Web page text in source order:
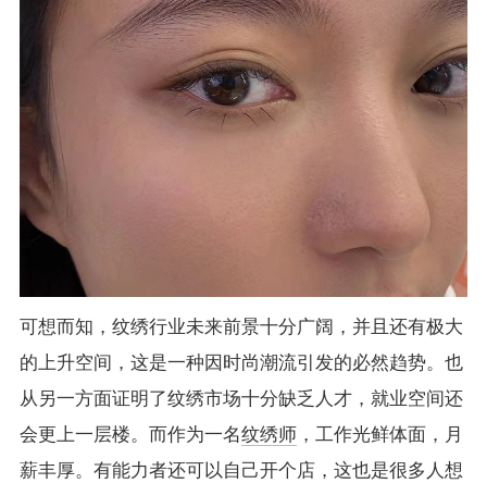
可想而知，纹绣行业未来前景十分广阔，并且还有极大
的上升空间，这是一种因时尚潮流引发的必然趋势。也
从另一方面证明了纹绣市场十分缺乏人才，就业空间还
会更上一层楼。而作为一名纹绣师 ，工作光鲜体面，月
薪丰厚。有能力者还可以自己开个店，这也是很多人想